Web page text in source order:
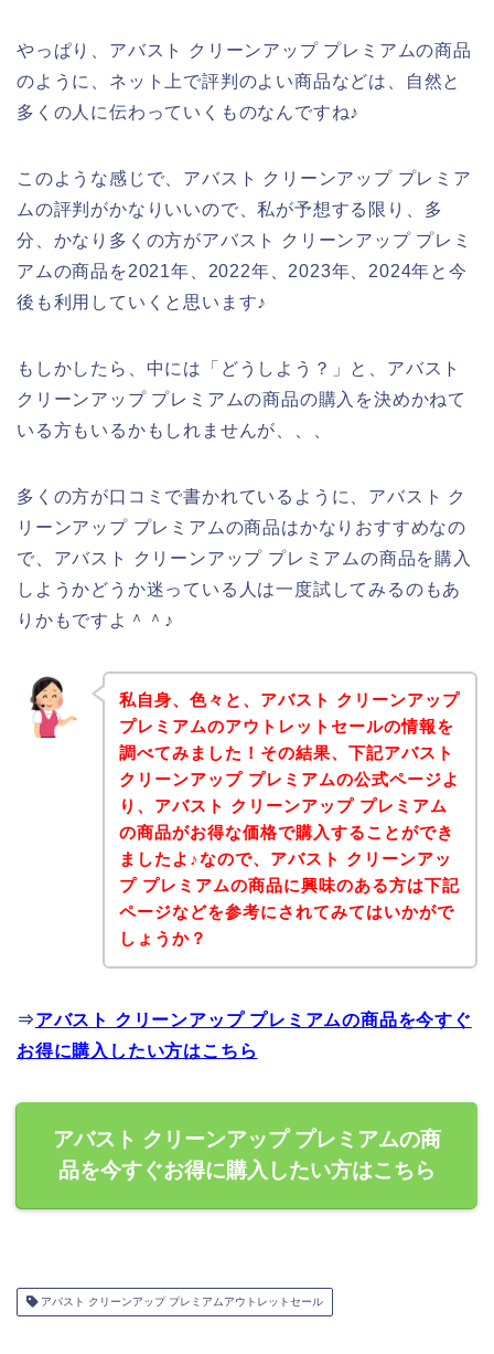
やっぱり、アバスト クリーンアップ プレミアムの商品
のように、ネット上で評判のよい商品などは、自然と
多くの人に伝わっていくものなんですね♪
このような感じで、アバスト クリーンアップ プレミア
ムの評判がかなりいいので、私が予想する限り、多
分、かなり多くの方がアバスト クリーンアップ プレミ
アムの商品を2021年、2022年、2023年、2024年と今
後も利用していくと思います♪
もしかしたら、中には「どうしよう？」と、アバスト
クリーンアップ プレミアムの商品の購入を決めかねて
いる方もいるかもしれませんが、、、
多くの方が口コミで書かれているように、アバスト ク
リーンアップ プレミアムの商品はかなりおすすめなの
で、アバスト クリーンアップ プレミアムの商品を購入
しようかどうか迷っている人は一度試してみるのもあ
りかもですよ＾＾♪
私自身、色々と、アバスト クリーンアップ
プレミアムのアウトレットセールの情報を
調べてみました！その結果、下記アバスト
クリーンアップ プレミアムの公式ページよ
り、アバスト クリーンアップ プレミアム
の商品がお得な価格で購入することができ
ましたよ♪なので、アバスト クリーンアッ
プ プレミアムの商品に興味のある方は下記
ページなどを参考にされてみてはいかがで
しょうか？
⇒アバスト クリーンアップ プレミアムの商品を今すぐ
お得に購入したい方はこちら
アバスト クリーンアップ プレミアムの商
品を今すぐお得に購入したい方はこちら
アバスト クリーンアップ プレミアムアウトレットセール